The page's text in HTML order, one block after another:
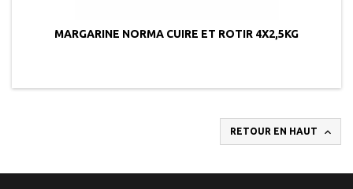
MARGARINE NORMA CUIRE ET ROTIR 4X2,5KG
RETOUR EN HAUT 